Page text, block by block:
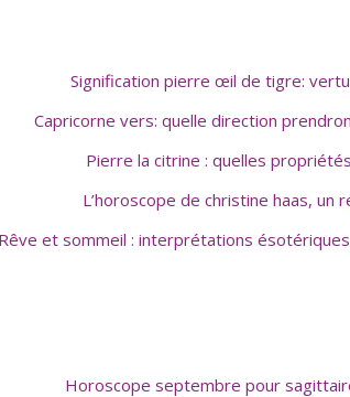
Signification pierre œil de tigre:
Capricorne vers: quelle direction
Pierre la citrine : quelles
L’horoscope de christine haas, un
Rêve et sommeil : interprétations
Horoscope septembre pour